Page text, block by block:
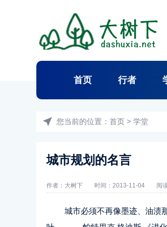
首页 行者
您当前的位置： 首页 > 学堂
城市规划的名言
作者： 大树下 时间：2013-11-04 阅
城市必须不再像墨迹、油渍